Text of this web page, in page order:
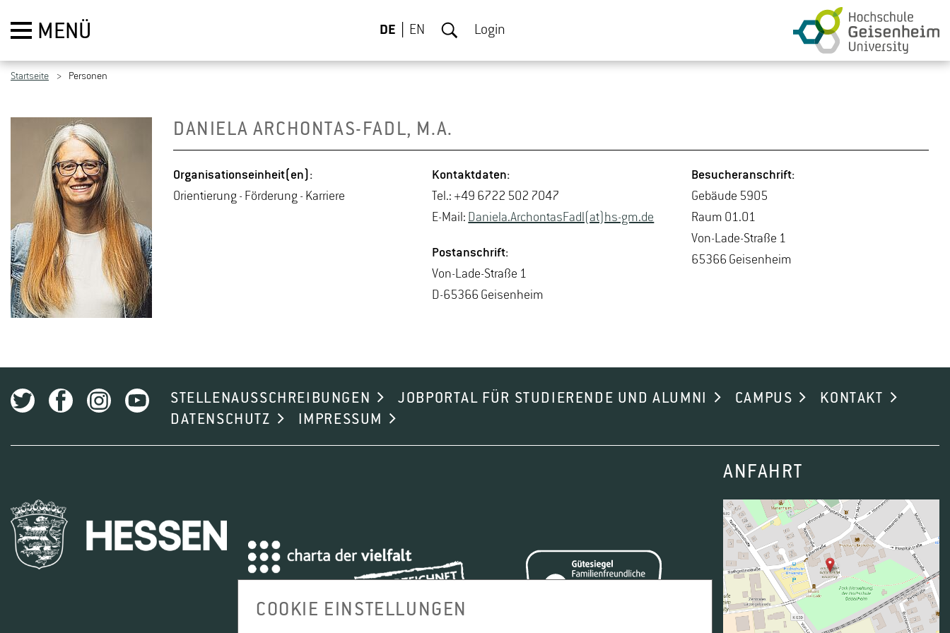
MENÜ DE EN Login
Startseite Personen
DA­NIE­LA AR­CHON­TAS-FADL, M.A.
Or­ga­ni­sa­ti­ons­ein­heit(en):
Ori­en­tie­rung - För­de­rung - Kar­rie­re
Kon­takt­da­ten:
Tel.: +49 6722 502 7047
E-Mail: Da­nie­la.Ar­chon­tas­Fadl(at)hs-​gm.​de
Post­an­schrift:
Von-La­de-Stra­ße 1
D-65366 Gei­sen­heim
Be­su­cher­an­schrift:
Ge­bäu­de 5905
Raum 01.01
Von-La­de-Stra­ße 1
65366 Gei­sen­heim
STELLENAUSSCHREIBUNGEN JOBPORTAL FÜR STUDIERENDE UND ALUMNI CAMPUS
KONTAKT
DATENSCHUTZ
IMPRESSUM
ANFAHRT
COOKIE EINSTELLUNGEN